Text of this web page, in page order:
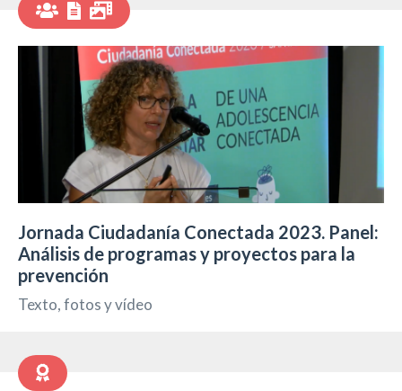
Jornada Ciudadanía Conectada 2023. Panel:
Análisis de programas y proyectos para la
prevención
Texto, fotos y vídeo